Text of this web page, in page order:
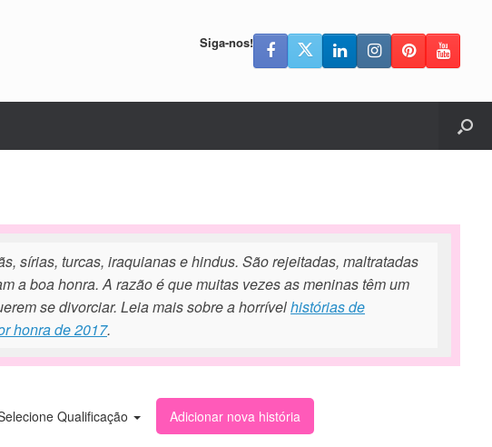
Siga-nos!
sírias, turcas, iraquianas e hindus. São rejeitadas, maltratadas
a boa honra. A razão é que muitas vezes as meninas têm um
se divorciar. Leia mais sobre a horrívelhistórias de
honra de 2017.